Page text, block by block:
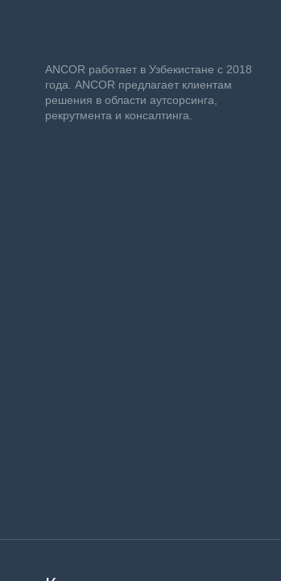
ANСOR работает в Узбекистане с 2018
года. ANCOR предлагает клиентам
решения в области аутсорсинга,
рекрутмента и консалтинга.